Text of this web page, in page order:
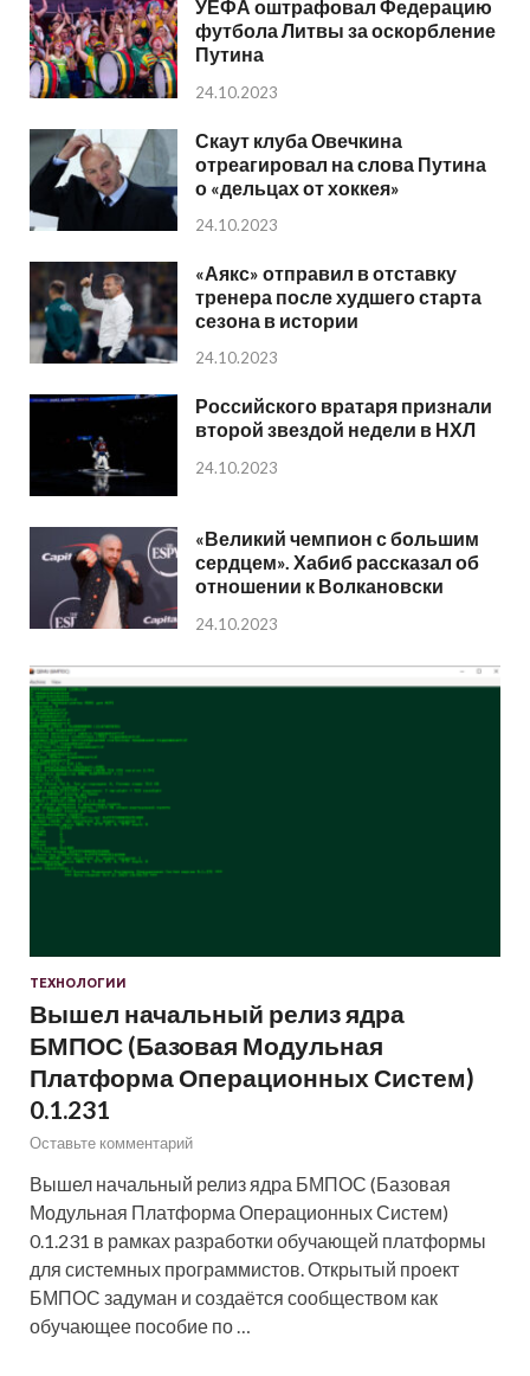
УЕФА оштрафовал Федерацию
футбола Литвы за оскорбление
Путина
24.10.2023
Скаут клуба Овечкина
отреагировал на слова Путина
о «дельцах от хоккея»
24.10.2023
«Аякс» отправил в отставку
тренера после худшего старта
сезона в истории
24.10.2023
Российского вратаря признали
второй звездой недели в НХЛ
24.10.2023
«Великий чемпион с большим
сердцем». Хабиб рассказал об
отношении к Волкановски
24.10.2023
ТЕХНОЛОГИИ
Вышел начальный релиз ядра
БМПОС (Базовая Модульная
Платформа Операционных Систем)
0.1.231
Оставьте комментарий
Вышел начальный релиз ядра БМПОС (Базовая
Модульная Платформа Операционных Систем)
0.1.231 в рамках разработки обучающей платформы
для системных программистов. Открытый проект
БМПОС задуман и создаётся сообществом как
обучающее пособие по …